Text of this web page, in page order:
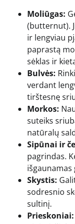
Moliūgas:
(butternut).
ir lengviau
paprastą
sėklas ir
Bulvės:
verdant
tirštesnę
Morkos:
suteiks
natūralų
Sipūnai ir
pagrindas.
išgaunamas
Skystis:
sodresnio
sultinį.
Prieskoniai: